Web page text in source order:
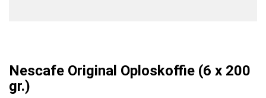
Nescafe Original Oploskoffie (6 x 200
gr.)